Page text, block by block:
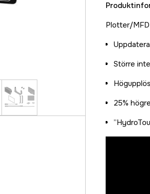
Plotter/
Större
25%